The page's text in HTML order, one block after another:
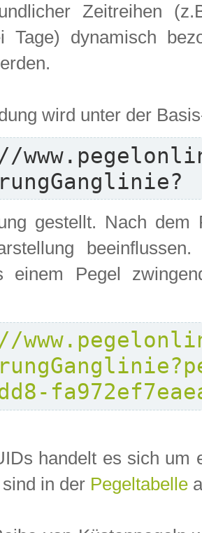
Zeitreihen
Tage) dynamisch
wird unter der
gestellt. Nach dem
einem Pegel
handelt es sich um
in der Pegeltabelle